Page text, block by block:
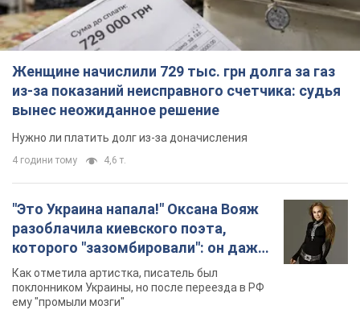
разоблачила киевского поэта,
которого "зазомбировали": он даже
геноцида украинцев
Как отметила артистка, писатель был
поклонником Украины, но после переезда в РФ
ему "промыли мозги"
2 години тому 2,2 т.
"Был обессилен": в Украине спасли
раненого грифа, выбравшего для
себя нетипичный маршрут. Фото
Пострадавшую птицу обнаружили на границе
Киевской и Черкасской областей